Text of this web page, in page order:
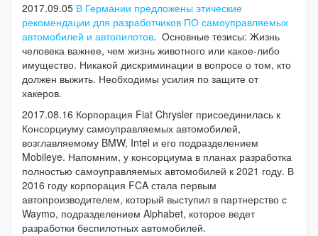
2017.09.05 В Германии предложены этические
рекомендации для разработчиков ПО самоуправляемых
автомобилей и автопилотов. Основные тезисы: Жизнь
человека важнее, чем жизнь животного или какое-либо
имущество. Никакой дискриминации в вопросе о том, кто
должен выжить. Необходимы усилия по защите от
хакеров.
2017.08.16 Корпорация Fiat Chrysler присоединилась к
Консорциуму самоуправляемых автомобилей,
возглавляемому BMW, Intel и его подразделением
Mobileye. Напомним, у консорциума в планах разработка
полностью самоуправляемых автомобилей к 2021 году. В
2016 году корпорация FCA стала первым
автопроизводителем, который выступил в партнерство с
Waymo, подразделением Alphabet, которое ведет
разработки беспилотных автомобилей.